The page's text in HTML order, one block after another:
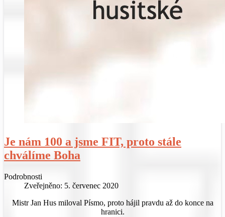
Je nám 100 a jsme FIT, proto stále
chválíme Boha
Podrobnosti
Zveřejněno: 5. červenec 2020
Mistr Jan Hus miloval Písmo, proto hájil pravdu až do konce na
hranici.